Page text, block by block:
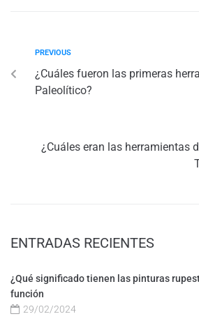
PREVIOUS
¿Cuáles fueron las primeras
Paleolítico?
¿Cuáles eran las herramientas
ENTRADAS RECIENTES
¿Qué significado tienen las pinturas
función
29/02/2024